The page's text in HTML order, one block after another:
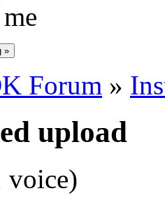
Forum »
upload
voice)